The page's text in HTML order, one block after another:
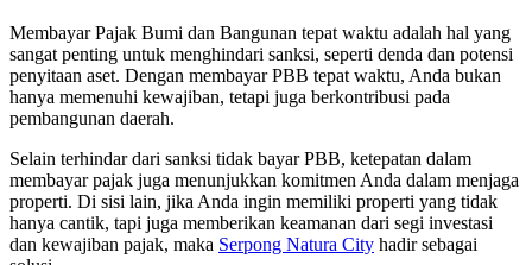
Membayar Pajak Bumi dan Bangunan tepat waktu adalah hal yang
sangat penting untuk menghindari sanksi, seperti denda dan potensi
penyitaan aset. Dengan membayar PBB tepat waktu, Anda bukan
hanya memenuhi kewajiban, tetapi juga berkontribusi pada
pembangunan daerah.
Selain terhindar dari sanksi tidak bayar PBB, ketepatan dalam
membayar pajak juga menunjukkan komitmen Anda dalam menjaga
properti. Di sisi lain, jika Anda ingin memiliki properti yang tidak
hanya cantik, tapi juga memberikan keamanan dari segi investasi
dan kewajiban pajak, maka Serpong Natura City hadir sebagai